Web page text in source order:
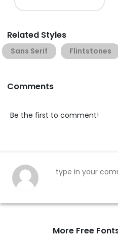
Related Styles
Sans Serif Flintstones
Comments
Be the first to comment!
More Free